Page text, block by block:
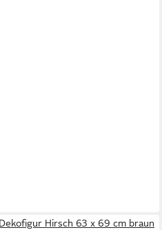
Hirsch 63 x 69 cm braun